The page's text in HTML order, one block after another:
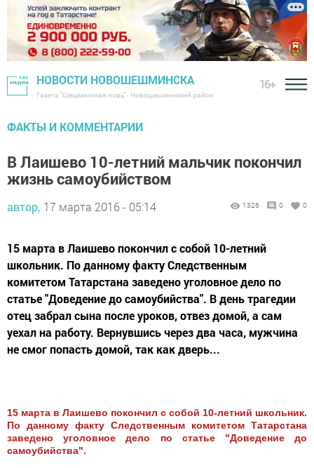
НОВОСТИ НОВОШЕШМИНСКА
Газета "Шешминская новь" - Новошешминский район
16+
ФАКТЫ И КОММЕНТАРИИ
В Лаишево 10-летний мальчик покончил
жизнь самоубийством
автор, 17 марта 2016 - 05:14 1326 0 0
15 марта в Лаишево покончил с собой 10-летний
школьник. По данному факту Следственным
комитетом Татарстана заведено уголовное дело по
статье "Доведение до самоубийства". В день трагедии
отец забрал сына после уроков, отвез домой, а сам
уехал на работу. Вернувшись через два часа, мужчина
не смог попасть домой, так как дверь...
15 марта в Лаишево покончил с собой 10-летний школьник.
По данному факту Следственным комитетом Татарстана
заведено уголовное дело по статье "Доведение до
самоубийства".